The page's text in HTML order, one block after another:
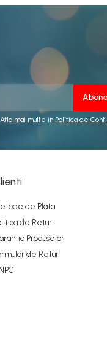
mai multe in Politica de
de Plata
de Retur
Produselor
de Retur